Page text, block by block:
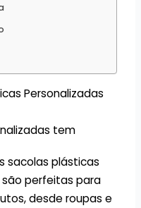
Personalizadas
tem
sacolas plásticas
perfeitas para
desde roupas e